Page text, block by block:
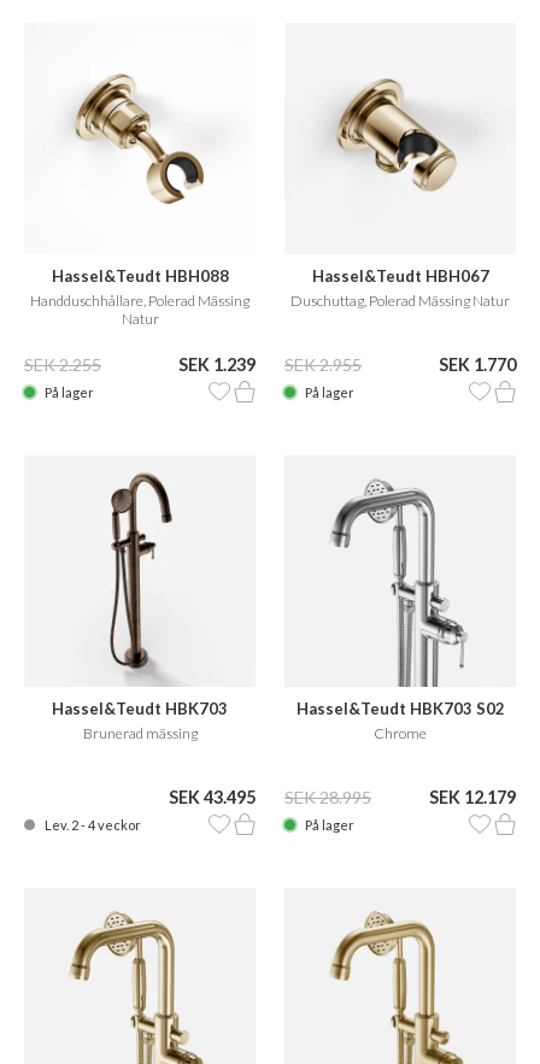
Hassel&Teudt HBH088
Handduschhållare, Polerad Mässing
Natur
SEK 2.255 SEK 1.239
På lager
Hassel&Teudt HBH067
Duschuttag, Polerad Mässing Natur
SEK 2.955 SEK 1.770
På lager
Hassel&Teudt HBK703
Brunerad mässing
SEK 43.495
Lev. 2 - 4 veckor
Hassel&Teudt HBK703 S02
Chrome
SEK 28.995 SEK 12.179
På lager